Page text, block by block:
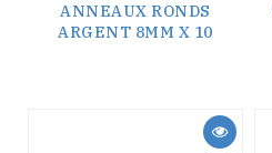
ANNEAUX RONDS
ARGENT 8MM X 10